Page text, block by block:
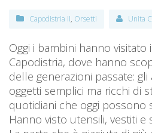
Capodistria II, Orsetti Unita
Oggi i bambini hanno
Capodistria, dove hanno
delle generazioni passate:
oggetti semplici ma ricchi di
quotidiani che oggi possono
Hanno visto utensili, vestiti